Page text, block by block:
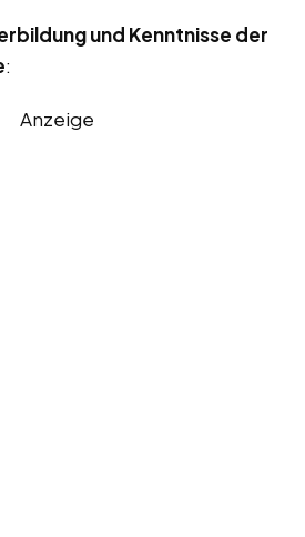
und Kenntnisse der
:
Anzeige